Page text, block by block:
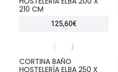
210 CM
125,60€
CORTINA BAÑO
HOSTELERÍA ELBA 250 X